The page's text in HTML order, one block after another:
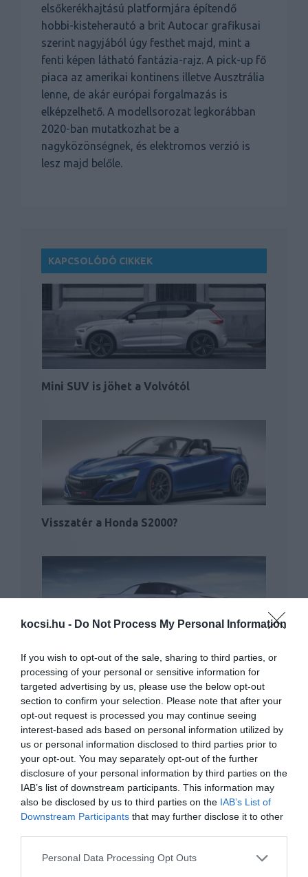
kocsi.hu - Do Not Process My Personal Information
If you wish to opt-out of the sale, sharing to third parties, or
processing of your personal or sensitive information for
targeted advertising by us, please use the below opt-out
section to confirm your selection. Please note that after your
opt-out request is processed you may continue seeing
interest-based ads based on personal information utilized by
us or personal information disclosed to third parties prior to
your opt-out. You may separately opt-out of the further
disclosure of your personal information by third parties on the
IAB’s list of downstream participants. This information may
also be disclosed by us to third parties on the IAB’s List of
Downstream Participants that may further disclose it to other
Please note that this website/app uses one or more Google
Personal Data Processing Opt Outs
elsőkerékhajtású platformjára építendő
hobbi-kisteherautó a brit Autocar grafikusai
szerint nagyjából úgy festhet majd, mint a
fenti képen látható fantázia-rajz. A pick-up fő
piaca az amerikai kontinens illetve Ausztrália
lenne, de akár európai forgalmazás is
elképzelhető. A modellsorozat legkorábban
2020-ban mutatkozhat be a
nagyközönségnek, és elektromos verzió is
lesz majd belőle.
KAPCSOLÓDÓ CIKKEK
Mini SUV is jöhet a Volvótól
Visszatér a Honda S2000?
A konkurencia alá licitál Elon Musk a Tesla
Pickup árával
Négyajtós szuper-sportkocsival ünnepel
az AMG